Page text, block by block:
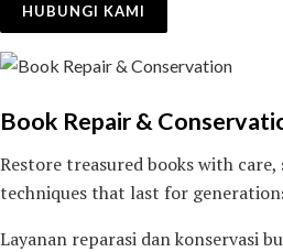
HUBUNGI KAMI
Book Repair &
Restore treasured books with
techniques that last for
Layanan reparasi dan konservasi